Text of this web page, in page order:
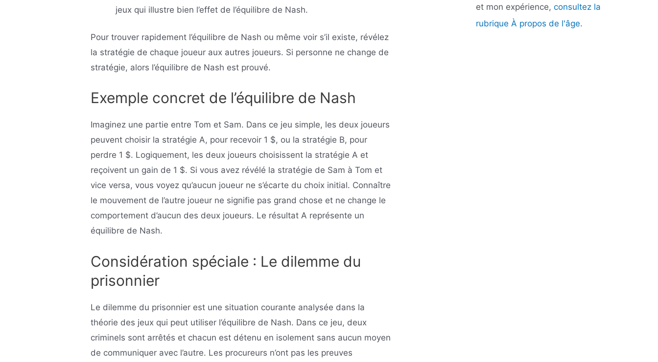
jeux qui illustre bien l’effet de l’équilibre de Nash.
Pour trouver rapidement l’équilibre de Nash ou même voir s’il existe, révélez
la stratégie de chaque joueur aux autres joueurs. Si personne ne change de
stratégie, alors l’équilibre de Nash est prouvé.
Exemple concret de l’équilibre de Nash
Imaginez une partie entre Tom et Sam. Dans ce jeu simple, les deux joueurs
peuvent choisir la stratégie A, pour recevoir 1 $, ou la stratégie B, pour
perdre 1 $. Logiquement, les deux joueurs choisissent la stratégie A et
reçoivent un gain de 1 $. Si vous avez révélé la stratégie de Sam à Tom et
vice versa, vous voyez qu’aucun joueur ne s’écarte du choix initial. Connaître
le mouvement de l’autre joueur ne signifie pas grand chose et ne change le
comportement d’aucun des deux joueurs. Le résultat A représente un
équilibre de Nash.
Considération spéciale : Le dilemme du
prisonnier
Le dilemme du prisonnier est une situation courante analysée dans la
théorie des jeux qui peut utiliser l’équilibre de Nash. Dans ce jeu, deux
criminels sont arrêtés et chacun est détenu en isolement sans aucun moyen
de communiquer avec l’autre. Les procureurs n’ont pas les preuves
et mon expérience, consultez la
rubrique À propos de l'âge.